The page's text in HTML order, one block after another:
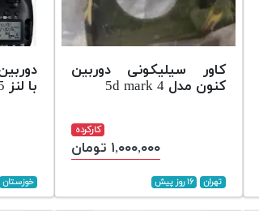
کاور سیلیکونی دوربین
کنون مدل 5d mark 4
کارکرده
۱,۰۰۰,۰۰۰ تومان
تهران ۱۶ روز پیش
با لنز 24/105 تایپ II
خوزستان